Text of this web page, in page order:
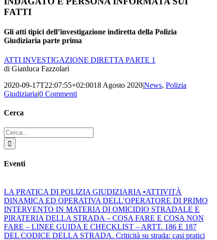
FATTI
Gli atti tipici dell’investigazione indiretta della Polizia
Giudiziaria parte prima
ATTI INVESTIGAZIONE DIRETTA PARTE 1
di Gianluca Fazzolari
2020-09-17T22:07:55+02:0018 Agosto 2020|News, Polizia
Giudiziaria|0 Commenti
Cerca
Cerca
per:
Eventi
LA PRATICA DI POLIZIA GIUDIZIARIA •ATTIVITÀ
DINAMICA ED OPERATIVA DELL’OPERATORE DI PRIMO
INTERVENTO IN MATERIA DI OMICIDIO STRADALE E
PIRATERIA DELLA STRADA – COSA FARE E COSA NON
FARE – LINEE GUIDA E CHECKLIST – ARTT. 186 E 187
DEL CODICE DELLA STRADA. Criticità su strada: casi pratici